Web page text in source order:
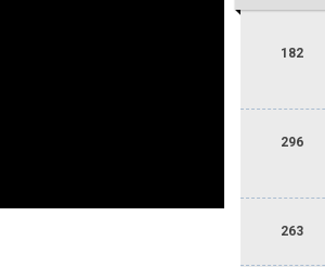
182
296
263